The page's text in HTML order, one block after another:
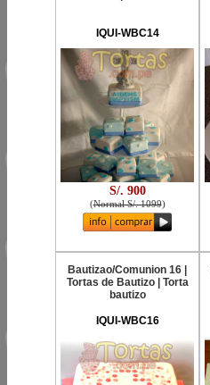
IQUI-WBC14
S/. 900
(Normal S/. 1099)
Bautizao/Comunion 16 |
Tortas de Bautizo | Torta
bautizo
IQUI-WBC16